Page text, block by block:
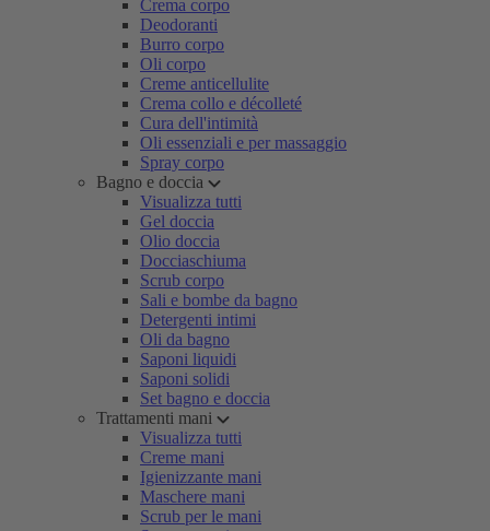
Crema corpo
Deodoranti
Burro corpo
Oli corpo
Creme anticellulite
Crema collo e décolleté
Cura dell'intimità
Oli essenziali e per massaggio
Spray corpo
Bagno e doccia
Visualizza tutti
Gel doccia
Olio doccia
Docciaschiuma
Scrub corpo
Sali e bombe da bagno
Detergenti intimi
Oli da bagno
Saponi liquidi
Saponi solidi
Set bagno e doccia
Trattamenti mani
Visualizza tutti
Creme mani
Igienizzante mani
Maschere mani
Scrub per le mani